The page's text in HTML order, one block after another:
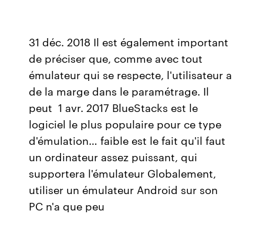
31 déc. 2018 Il est également important
de préciser que, comme avec tout
émulateur qui se respecte, l'utilisateur a
de la marge dans le paramétrage. Il
peut 1 avr. 2017 BlueStacks est le
logiciel le plus populaire pour ce type
d'émulation… faible est le fait qu'il faut
un ordinateur assez puissant, qui
supportera l'émulateur Globalement,
utiliser un émulateur Android sur son
PC n'a que peu